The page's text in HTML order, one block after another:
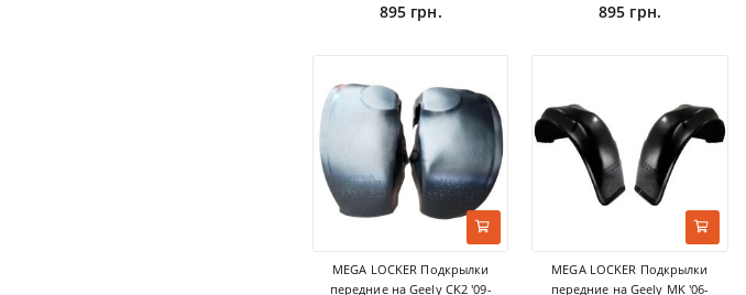
895 грн. 895 грн.
MEGA LOCKER Подкрылки
передние на Geely CK2 '09-
MEGA LOCKER Подкрылки
передние на Geely MK '06-